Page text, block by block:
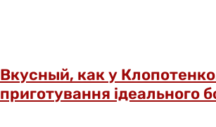
Вкусный, как у
приготування ідеального